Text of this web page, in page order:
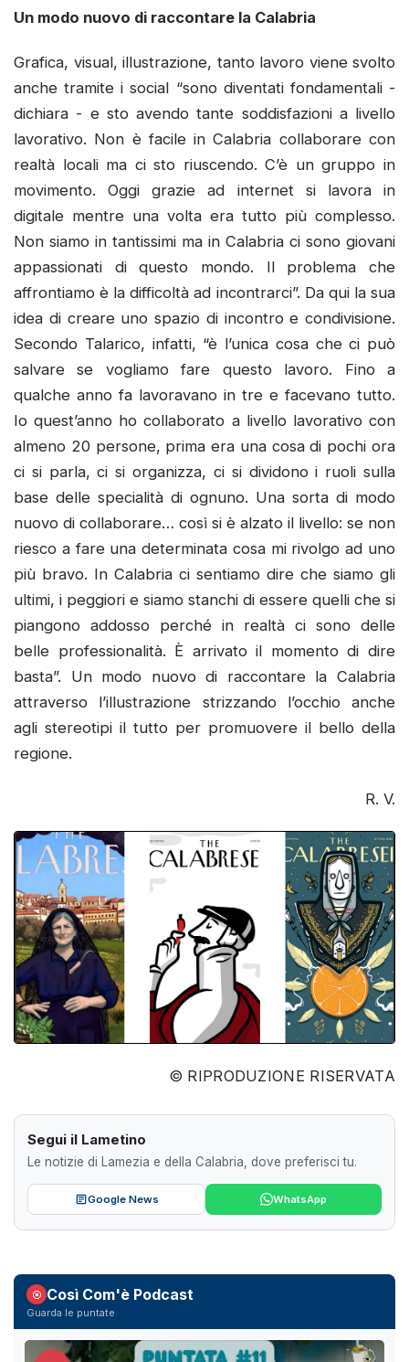
Un modo nuovo di raccontare la Calabria
Grafica, visual, illustrazione, tanto lavoro viene svolto
anche tramite i social “sono diventati fondamentali -
dichiara - e sto avendo tante soddisfazioni a livello
lavorativo. Non è facile in Calabria collaborare con
realtà locali ma ci sto riuscendo. C’è un gruppo in
movimento. Oggi grazie ad internet si lavora in
digitale mentre una volta era tutto più complesso.
Non siamo in tantissimi ma in Calabria ci sono giovani
appassionati di questo mondo. Il problema che
affrontiamo è la difficoltà ad incontrarci”. Da qui la sua
idea di creare uno spazio di incontro e condivisione.
Secondo Talarico, infatti, “è l’unica cosa che ci può
salvare se vogliamo fare questo lavoro. Fino a
qualche anno fa lavoravano in tre e facevano tutto.
Io quest’anno ho collaborato a livello lavorativo con
almeno 20 persone, prima era una cosa di pochi ora
ci si parla, ci si organizza, ci si dividono i ruoli sulla
base delle specialità di ognuno. Una sorta di modo
nuovo di collaborare… così si è alzato il livello: se non
riesco a fare una determinata cosa mi rivolgo ad uno
più bravo. In Calabria ci sentiamo dire che siamo gli
ultimi, i peggiori e siamo stanchi di essere quelli che si
piangono addosso perché in realtà ci sono delle
belle professionalità. È arrivato il momento di dire
basta”. Un modo nuovo di raccontare la Calabria
attraverso l’illustrazione strizzando l’occhio anche
agli stereotipi il tutto per promuovere il bello della
regione.
R. V.
© RIPRODUZIONE RISERVATA
Segui il Lametino
Le notizie di Lamezia e della Calabria, dove preferisci tu.
Google News WhatsApp
Così Com'è Podcast
Guarda le puntate